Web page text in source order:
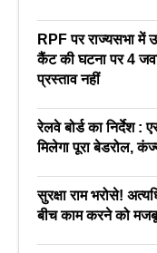
RPF पर राज्यसभा में
कैंट की घटना पर 4
प्रस्ताव नहीं
रेलवे बोर्ड का निर्देश :
मिलेगा पूरा बेडरोल,
सुरक्षा राम भरोसे!
बीच काम करने को